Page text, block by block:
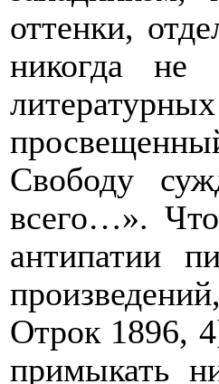
оттенки,
никогда
Свободу
всего…».
антипатии
Отрок 1896,
примыкать